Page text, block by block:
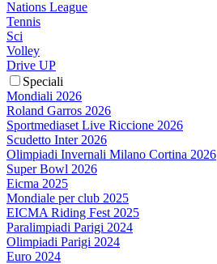
Nations League
Tennis
Sci
Volley
Drive UP
Speciali
Mondiali 2026
Roland Garros 2026
Sportmediaset Live Riccione 2026
Scudetto Inter 2026
Olimpiadi Invernali Milano Cortina 2026
Super Bowl 2026
Eicma 2025
Mondiale per club 2025
EICMA Riding Fest 2025
Paralimpiadi Parigi 2024
Olimpiadi Parigi 2024
Euro 2024